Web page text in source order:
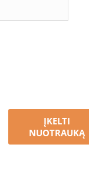
ĮKELTI
NUOTRAUKĄ